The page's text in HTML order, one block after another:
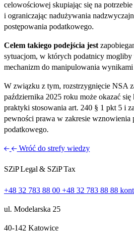
celowościowej skupiając się na
i ograniczając nadużywania
postępowania podatkowego.
Celem takiego podejścia jest
sytuacjom, w których podatnicy
mechanizm do manipulowania wynikami
W związku z tym, rozstrzygnięcie NSA
października 2025 roku może okazać
praktyki stosowania art. 240 § 1 pkt 5 i
pewności prawa w zakresie wznowienia
podatkowego.
Wróć do strefy wiedzy
SZiP Legal & SZiP Tax
+48 32 783 88 00 +48 32 783 88 88
ul. Modelarska 25
40‑142 Katowice